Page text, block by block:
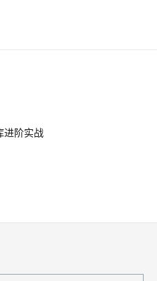
践 - 基础框架篇
进阶实战